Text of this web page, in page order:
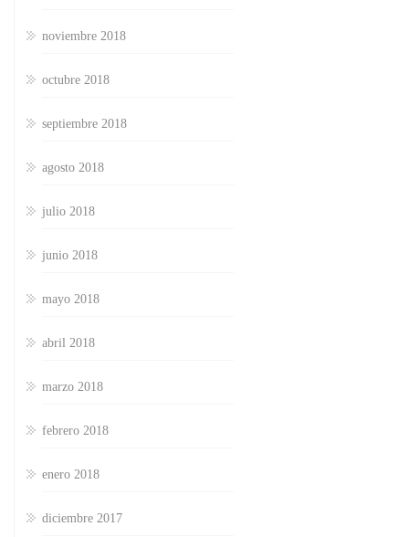
noviembre 2018
octubre 2018
septiembre 2018
agosto 2018
julio 2018
junio 2018
mayo 2018
abril 2018
marzo 2018
febrero 2018
enero 2018
diciembre 2017